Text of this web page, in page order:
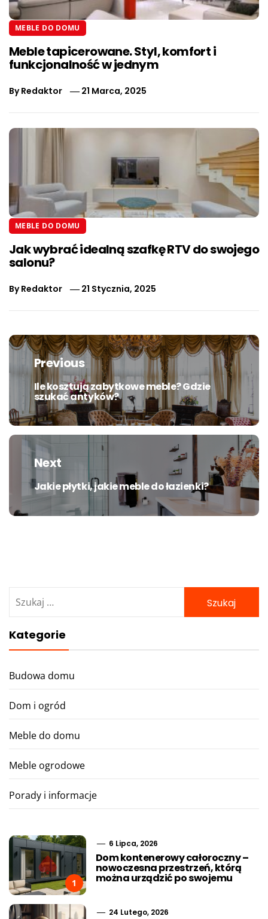
MEBLE DO DOMU
Meble tapicerowane. Styl, komfort i
funkcjonalność w jednym
ByRedaktor 21 Marca, 2025
MEBLE DO DOMU
Jak wybrać idealną szafkę RTV do swojego
salonu?
ByRedaktor 21 Stycznia, 2025
Nawigacja
wpisu
Previous
Previous
post:
Ile kosztują zabytkowe meble? Gdzie
szukać antyków?
Next
Next
Jakie płytki, jakie meble do łazienki?
Kategorie
Budowa domu
Dom i ogród
Meble do domu
Meble ogrodowe
Porady i informacje
1
6 Lipca, 2026
Dom kontenerowy całoroczny –
nowoczesna przestrzeń, którą
można urządzić po swojemu
24 Lutego, 2026